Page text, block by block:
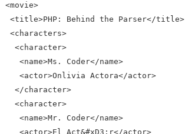
<movie>
  <title>PHP: Behind the Parser</title>
  <characters>
   <character>
    <name>Ms. Coder</name>
    <actor>Onlivia Actora</actor>
   </character>
   <character>
    <name>Mr. Coder</name>
    <actor>El Act&#xD3;r</actor>